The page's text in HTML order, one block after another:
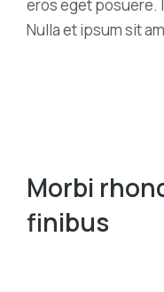
eros eget posuere.
Nulla et ipsum sit
Morbi
finibus